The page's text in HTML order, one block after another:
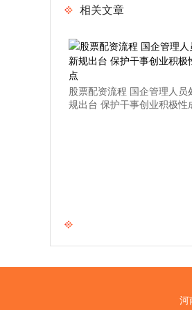
相关文章
股票配资流程 国企管理人员
规出台 保护干事创业积极性
河